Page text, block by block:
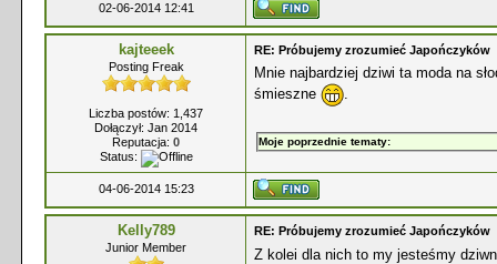
02-06-2014 12:41
kajteeek
Posting Freak
Liczba postów: 1,437
Dołączył: Jan 2014
Reputacja: 0
Status:
RE: Próbujemy zrozumieć Japończyków
Mnie najbardziej dziwi ta moda na
śmieszne
Moje poprzednie tematy:
04-06-2014 15:23
Kelly789
Junior Member
RE: Próbujemy zrozumieć Japończyków
Z kolei dla nich to my jesteśmy